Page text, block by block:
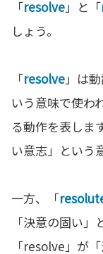
「resolve」と「
しょう。
「resolve」は
いう意味で使わ
る動作を表しま
い意志」という
一方、「
「決意の固い」
「resolve」が